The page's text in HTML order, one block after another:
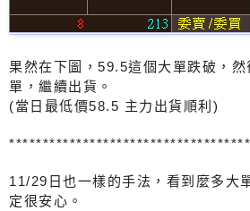
果然在下圖，59.5這個大單跌破，
單，繼續出貨。
(當日最低價58.5 主力出貨順利)
11/29日也一樣的手法，看到麼多大
定很安心。